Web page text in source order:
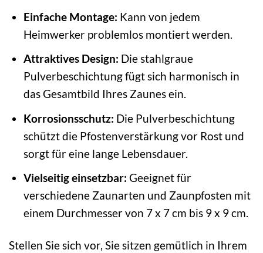
Einfache Montage: Kann von jedem
Heimwerker problemlos montiert werden.
Attraktives Design: Die stahlgraue
Pulverbeschichtung fügt sich harmonisch in
das Gesamtbild Ihres Zaunes ein.
Korrosionsschutz: Die Pulverbeschichtung
schützt die Pfostenverstärkung vor Rost und
sorgt für eine lange Lebensdauer.
Vielseitig einsetzbar: Geeignet für
verschiedene Zaunarten und Zaunpfosten mit
einem Durchmesser von 7 x 7 cm bis 9 x 9 cm.
Stellen Sie sich vor, Sie sitzen gemütlich in Ihrem